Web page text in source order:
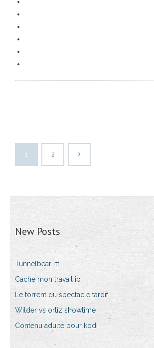
1 2
New Posts
Tunnelbear ltt
Cache mon travail ip
Le torrent du spectacle tardif
Wilder vs ortiz showtime
Contenu adulte pour kodi